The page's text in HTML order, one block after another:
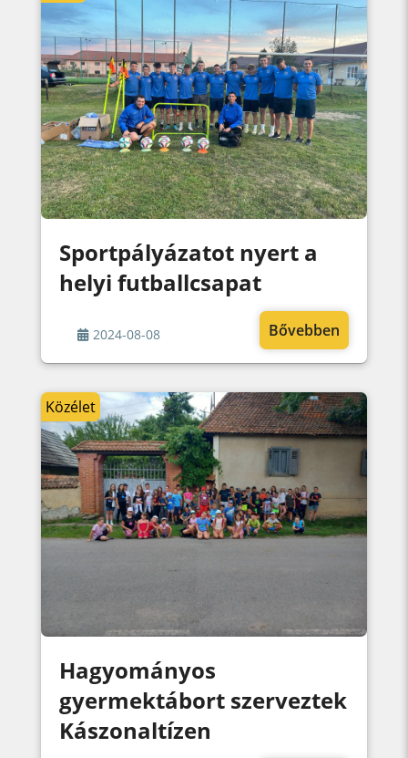
Sportpályázatot nyert a
helyi futballcsapat
2024-08-08 Bővebben
Hagyományos
gyermektábort szerveztek
Kászonaltízen
Közélet